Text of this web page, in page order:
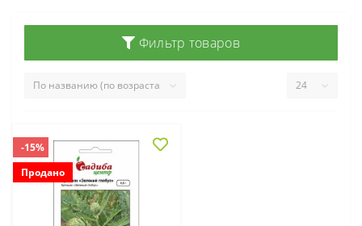
Фильтр товаров
-15%
Продано